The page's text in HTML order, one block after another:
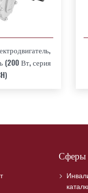
(200 Вт, серия
Сферы